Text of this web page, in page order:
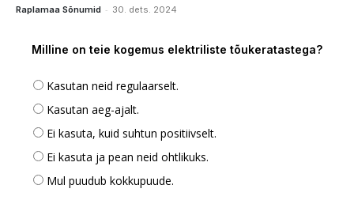
Raplamaa Sõnumid - 30. dets. 2024
Milline on teie kogemus elektriliste tõukeratastega?
Kasutan neid regulaarselt.
Kasutan aeg-ajalt.
Ei kasuta, kuid suhtun positiivselt.
Ei kasuta ja pean neid ohtlikuks.
Mul puudub kokkupuude.